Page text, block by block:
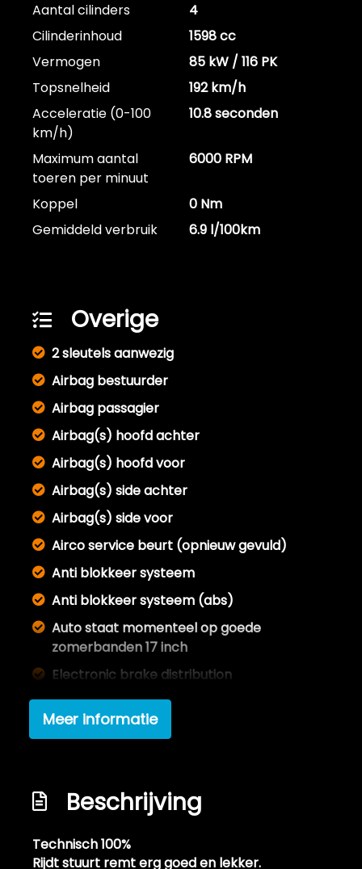
Aantal cilinders
4
Cilinderinhoud
1598 cc
Vermogen
85 kW / 116 PK
Topsnelheid
192 km/h
Acceleratie (0-100
km/h)
10.8 seconden
Maximum aantal
toeren per minuut
6000 RPM
Koppel
0 Nm
Gemiddeld verbruik
6.9 l/100km
Overige
2 sleutels aanwezig
Airbag bestuurder
Airbag passagier
Airbag(s) hoofd achter
Airbag(s) hoofd voor
Airbag(s) side achter
Airbag(s) side voor
Airco service beurt (opnieuw gevuld)
Anti blokkeer systeem
Anti blokkeer systeem (abs)
Auto staat momenteel op goede
zomerbanden 17 inch
Electronic brake distribution
Grotere fotoserie te zien op onze site
Hoofdsteunen actief
Nieuwe accu !
Nieuwe mattenset bijgeleverd
Meer informatie
Beschrijving
Technisch 100%
Rijdt stuurt remt erg goed en lekker.